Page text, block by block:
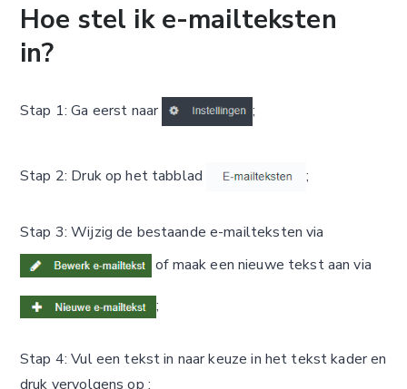
Hoe stel ik e-mailteksten
in?
Stap 1: Ga eerst naar ;
Stap 2: Druk op het tabblad ;
Stap 3: Wijzig de bestaande e-mailteksten via
of maak een nieuwe tekst aan via
;
Stap 4: Vul een tekst in naar keuze in het tekst kader en
druk vervolgens op ;